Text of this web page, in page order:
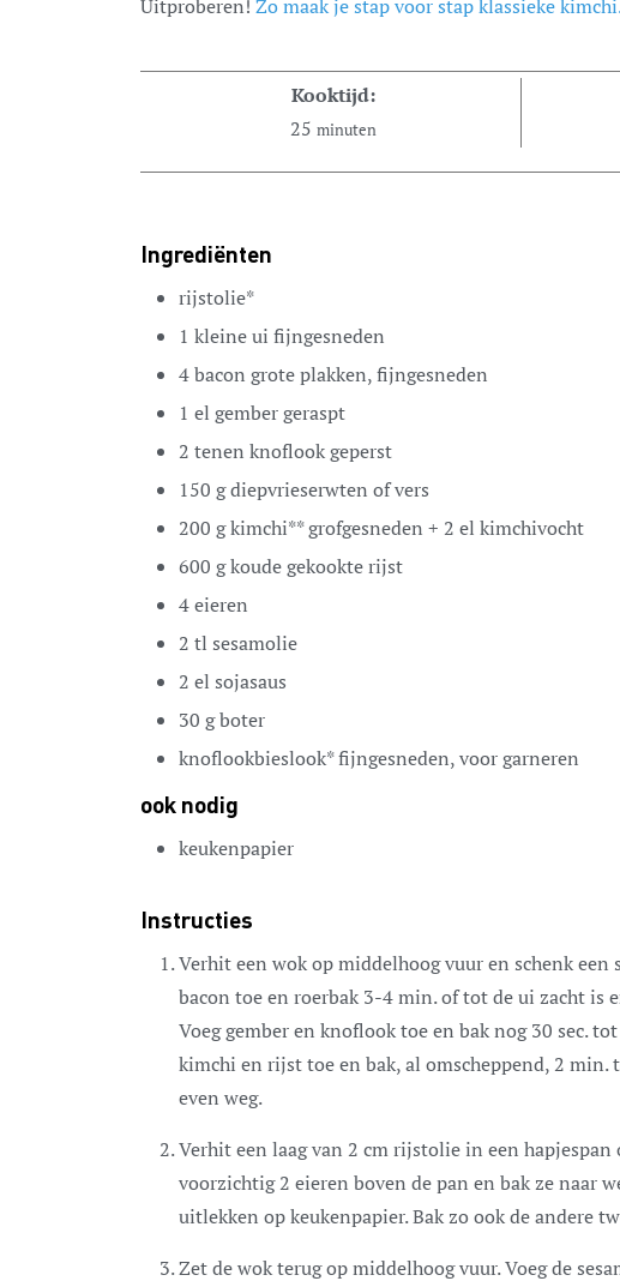
Uitproberen! Zo maak je stap voor stap klassieke
Kooktijd:
25 minuten
Ingrediënten
rijstolie*
1 kleine ui fijngesneden
4bacon grote plakken, fijngesneden
1 el gembergeraspt
2 tenen knoflookgeperst
150 gdiepvrieserwten of vers
200 gkimchi**grofgesneden + 2 el kimchivocht
600 gkoudegekookte rijst
4eieren
2 tl sesamolie
2 el sojasaus
30 gboter
knoflookbieslook*fijngesneden, voor garneren
ook nodig
keukenpapier
Instructies
Verhit een wok op middelhoog vuur en schenk een
bacon toe en roerbak 3-4 min. of tot de ui zacht is
Voeg gember en knoflook toe en bak nog 30 sec.
kimchi en rijst toe en bak, al omscheppend, 2 min.
even weg.
Verhit een laag van 2 cm rijstolie in een hapjespan
voorzichtig 2 eieren boven de pan en bak ze naar
uitlekken op keukenpapier. Bak zo ook de andere
Zet de wok terug op middelhoog vuur. Voeg de